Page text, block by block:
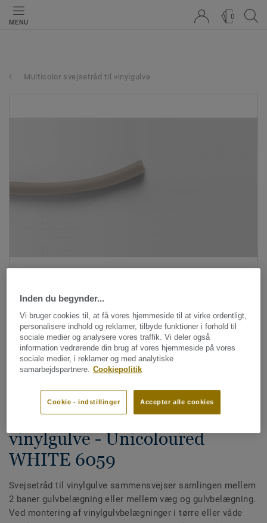
MENU
0
Multicolor svejsetråd til vinylgulve
Svejsetråde
Multicolor svejsetråd til
vinylgulve - Unicoloured
WHITE 6059
Svejsetråd til vinylgulve sammensvejser samlingen mellem
2 baner gulvbelægning eller mellem væg og gulvbelægning.
Ved montering af vinylgulvbelægninger i tørre eller våde
Inden du begynder...
Vi bruger cookies til, at få vores hjemmeside til at virke ordentligt,
personalisere indhold og reklamer, tilbyde funktioner i forhold til
sociale medier og analysere vores traffik. Vi deler også
information vedrørende din brug af vores hjemmeside på vores
sociale medier, i reklamer og med analytiske
samarbejdspartnere. Cookiepolitik
Accepter alle cookies
Cookie - indstillinger